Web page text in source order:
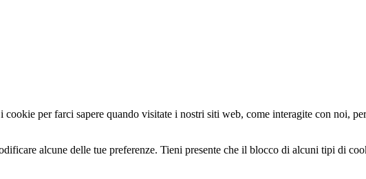
per farci sapere quando visitate i nostri siti web, come interagite con noi,
alcune delle tue preferenze. Tieni presente che il blocco di alcuni tipi di